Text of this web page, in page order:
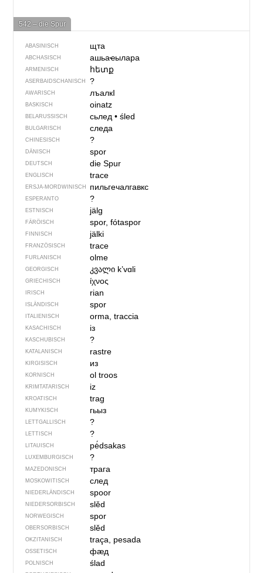
542 – die Spur
ABASINISCH щта
ABCHASISCH ашьаҽылара
ARMENISCH հետք
ASERBAIDSCHANISCH ?
AWARISCH лъалкI
BASKISCH oinatz
BELARUSSISCH сьлед• śled
BULGARISCH следа
CHINESISCH ?
DÄNISCH spor
DEUTSCH die Spur
ENGLISCH trace
ERSJA-MORDWINISCH пильгечалгавкс
ESPERANTO ?
ESTNISCH jälg
FÄRÖISCH spor, fótaspor
FINNISCH jälki
FRANZÖSISCH trace
FURLANISCH olme
GEORGISCH კვალი kʼvɑli
GRIECHISCH ίχνος
IRISCH rian
ISLÄNDISCH spor
ITALIENISCH orma, traccia
KASACHISCH із
KASCHUBISCH ?
KATALANISCH rastre
KIRGISISCH из
KORNISCH ol troos
KRIMTATARISCH iz
KROATISCH trag
KUMYKISCH гьыз
LETTGALLISCH ?
LETTISCH ?
LITAUISCH pė́dsakas
LUXEMBURGISCH ?
MAZEDONISCH трага
MOSKOWITISCH след
NIEDERLÄNDISCH spoor
NIEDERSORBISCH slěd
NORWEGISCH spor
OBERSORBISCH slěd
OKZITANISCH traça, pesada
OSSETISCH фӕд
POLNISCH ślad